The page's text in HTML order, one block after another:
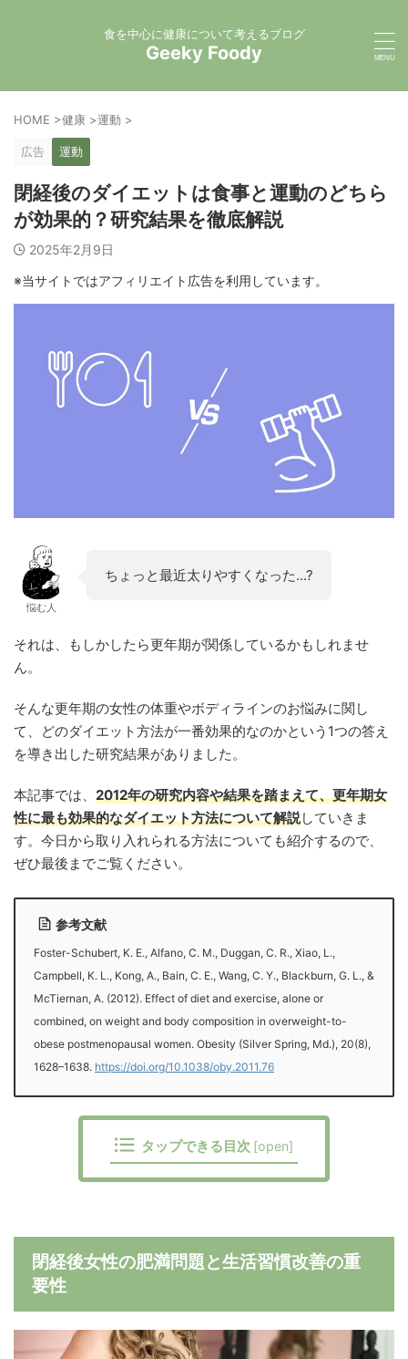
食を中心に健康について考えるブログ
Geeky Foody
HOME >健康 >運動 >
広告 運動
閉経後のダイエットは食事と運動のどちら
が効果的？研究結果を徹底解説
2025年2月9日
※当サイトではアフィリエイト広告を利用しています。
悩む人
ちょっと最近太りやすくなった...?
それは、もしかしたら更年期が関係しているかもしれませ
ん。
そんな更年期の女性の体重やボディラインのお悩みに関し
て、どのダイエット方法が一番効果的なのかという1つの答え
を導き出した研究結果がありました。
本記事では、 2012年の研究内容や結果を踏まえて、更年期女
性に最も効果的なダイエット方法について解説していきま
す。今日から取り入れられる方法についても紹介するので、
ぜひ最後までご覧ください。
参考文献
Foster-Schubert, K. E., Alfano, C. M., Duggan, C. R., Xiao, L.,
Campbell, K. L., Kong, A., Bain, C. E., Wang, C. Y., Blackburn, G. L., &
McTiernan, A. (2012). Effect of diet and exercise, alone or
combined, on weight and body composition in overweight-to-
obese postmenopausal women. Obesity (Silver Spring, Md.), 20(8),
1628–1638. https://doi.org/10.1038/oby.2011.76
タップできる目次 [open]
閉経後女性の肥満問題と生活習慣改善の重
要性